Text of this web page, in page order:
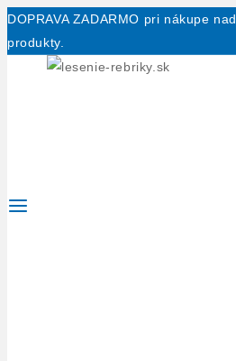
Skip
to
content
DOPRAVA ZADARMO pri nákupe
produkty.